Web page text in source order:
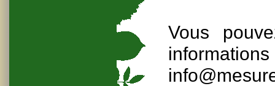
Vous